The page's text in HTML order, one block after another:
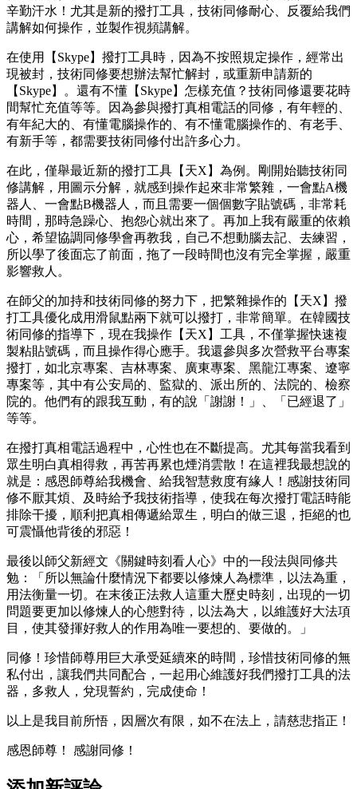
辛勤汗水！尤其是新的撥打工具，技術同修耐心、反覆給我們
講解如何操作，並製作視頻講解。
在使用【Skype】撥打工具時，因為不按照規定操作，經常出
現被封，技術同修要想辦法幫忙解封，或重新申請新的
【Skype】。還有不懂【Skype】怎樣充值？技術同修還要花時
間幫忙充值等等。因為參與撥打真相電話的同修，有年輕的、
有年紀大的、有懂電腦操作的、有不懂電腦操作的、有老手、
有新手等，都需要技術同修付出許多心力。
在此，僅舉最近新的撥打工具【天X】為例。剛開始聽技術同
修講解，用圖示分解，就感到操作起來非常繁雜，一會點A機
器人、一會點B機器人，而且需要一個個數字貼號碼，非常耗
時間，那時急躁心、抱怨心就出來了。再加上我有嚴重的依賴
心，希望協調同修學會再教我，自己不想動腦去記、去練習，
所以學了後面忘了前面，拖了一段時間也沒有完全掌握，嚴重
影響救人。
在師父的加持和技術同修的努力下，把繁雜操作的【天X】撥
打工具優化成用滑鼠點兩下就可以撥打，非常簡單。在韓國技
術同修的指導下，現在我操作【天X】工具，不僅掌握快速複
製粘貼號碼，而且操作得心應手。我還參與多次營救平台專案
撥打，如北京專案、吉林專案、廣東專案、黑龍江專案、遼寧
專案等，其中有公安局的、監獄的、派出所的、法院的、檢察
院的。他們有的跟我互動，有的說「謝謝！」、「已經退了」
等等。
在撥打真相電話過程中，心性也在不斷提高。尤其每當我看到
眾生明白真相得救，再苦再累也煙消雲散！在這裡我最想說的
就是：感恩師尊給我機會、給我智慧救度有緣人！感謝技術同
修不厭其煩、及時給予我技術指導，使我在每次撥打電話時能
排除干擾，順利把真相傳遞給眾生，明白的做三退，拒絕的也
可震懾他背後的邪惡！
最後以師父新經文《關鍵時刻看人心》中的一段法與同修共
勉：「所以無論什麼情況下都要以修煉人為標準，以法為重，
用法衡量一切。在末後正法救人這重大歷史時刻，出現的一切
問題要更加以修煉人的心態對待，以法為大，以維護好大法項
目，使其發揮好救人的作用為唯一要想的、要做的。」
同修！珍惜師尊用巨大承受延續來的時間，珍惜技術同修的無
私付出，讓我們共同配合，一起用心維護好我們撥打工具的法
器，多救人，兌現誓約，完成使命！
以上是我目前所悟，因層次有限，如不在法上，請慈悲指正！
感恩師尊！ 感謝同修！